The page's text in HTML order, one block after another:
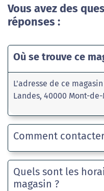
Vous avez des
réponses :
Où se trouve ce
L'adresse de ce
Landes, 40000 Mont-de-
Comment
Quels sont les
magasin ?